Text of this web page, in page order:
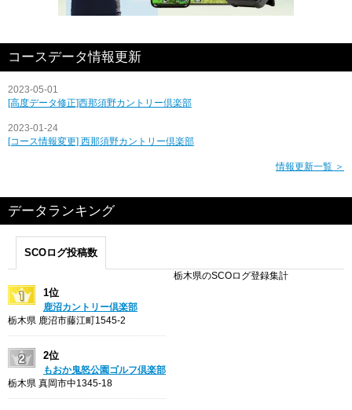
コースデータ情報更新
2023-05-01
[高度データ修正]西那須野カントリー倶楽部
2023-01-24
[コース情報変更] 西那須野カントリー倶楽部
情報更新一覧 ＞
データランキング
SCOログ投稿数
栃木県のSCOログ登録集計
1位
鹿沼カントリー倶楽部
栃木県 鹿沼市藤江町1545-2
2位
もおか鬼怒公園ゴルフ倶楽部
栃木県 真岡市中1345-18